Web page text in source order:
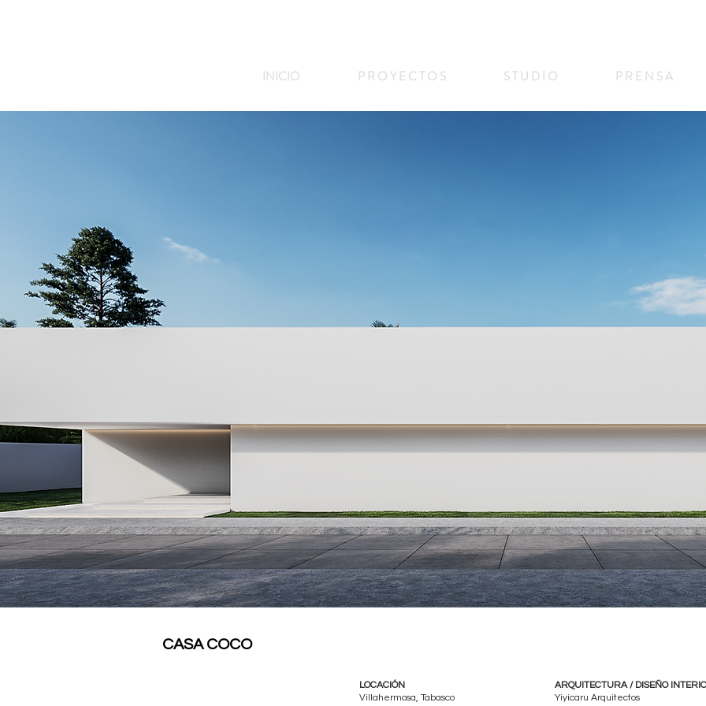
INICIO P R O Y E C T O S S T U D I O P R E N S A
CASA COCO
LOCACIÓN
Villahermosa, Tabasco
ARQUITECTURA / DISEÑO
Yiyicaru Arquitectos